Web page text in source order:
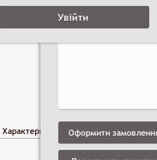
Характеристики
Фото,
Відео
і
Оформити